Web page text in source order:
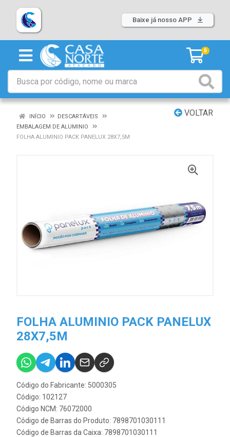
Baixe já nosso APP
0
VOLTAR
INÍCIO
DESCARTÁVEIS
EMBALAGEM DE ALUMINIO
FOLHA ALUMINIO PACK PANELUX 28X7,5M
FOLHA ALUMINIO PACK PANELUX
28X7,5M
Código do Fabricante: 5000305
Código: 102127
Código NCM: 76072000
Código de Barras do Produto: 7898701030111
Código de Barras da Caixa: 7898701030111